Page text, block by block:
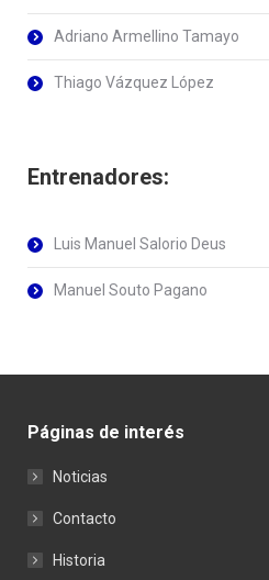
Adriano Armellino Tamayo
Thiago Vázquez López
Entrenadores:
Luis Manuel Salorio Deus
Manuel Souto Pagano
Páginas de interés
Noticias
Contacto
Historia